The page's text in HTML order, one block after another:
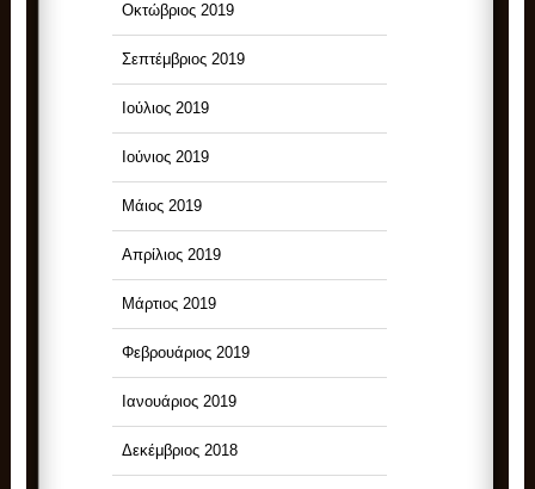
Οκτώβριος 2019
Σεπτέμβριος 2019
Ιούλιος 2019
Ιούνιος 2019
Μάιος 2019
Απρίλιος 2019
Μάρτιος 2019
Φεβρουάριος 2019
Ιανουάριος 2019
Δεκέμβριος 2018